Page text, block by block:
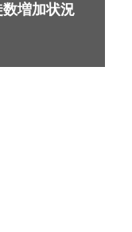
増加状況